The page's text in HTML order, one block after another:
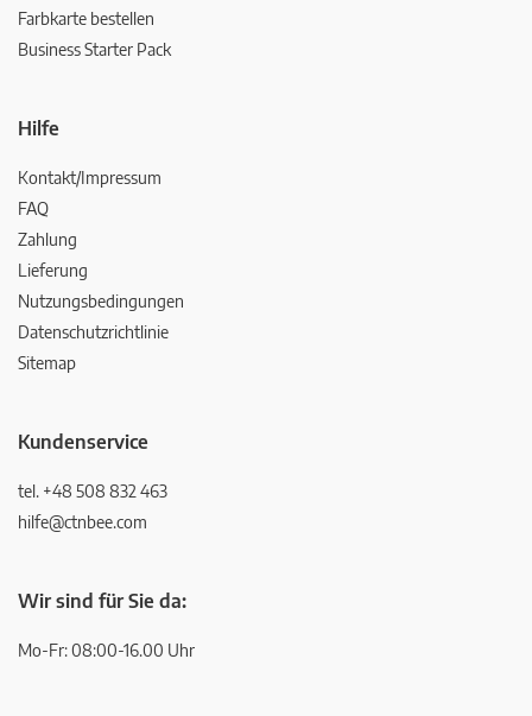
Farbkarte bestellen
Business Starter Pack
Hilfe
Kontakt/Impressum
FAQ
Zahlung
Lieferung
Nutzungsbedingungen
Datenschutzrichtlinie
Sitemap
Kundenservice
tel. +48 508 832 463
hilfe@ctnbee.com
Wir sind für Sie da:
Mo-Fr: 08:00-16.00 Uhr